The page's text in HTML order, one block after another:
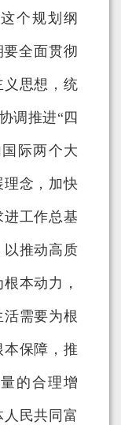
个规划纲
全面贯彻
义思想，统
调推进“四
际两个大
理念，加快
工作总基
推动高质
本动力，
需要为根
保障，推
的合理增
民共同富